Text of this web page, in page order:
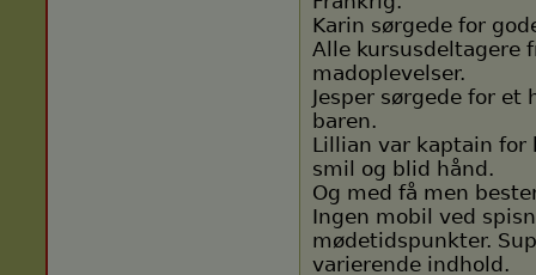
Karin sørgede for
Alle kursusdeltagere
madoplevelser.
Jesper sørgede for
baren.
Lillian var kaptain
smil og blid hånd.
Og med få men
Ingen mobil ved
mødetidspunkter.
varierende indhold.